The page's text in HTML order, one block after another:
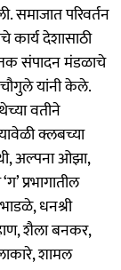
समाजात परिवर्तन
कार्य देशासाठी
संपादन मंडळाचे
चौगुले यांनी केले.
वतीने
क्लबच्या
अल्पना ओझा,
प्रभागातील
धनश्री
शैला बनकर,
शामल